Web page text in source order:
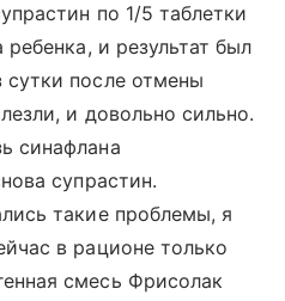
по 1/5 таблетки
и результат был
сутки после отмены
и довольно сильно.
синафлана
супрастин.
такие проблемы, я
в рационе только
смесь Фрисолак